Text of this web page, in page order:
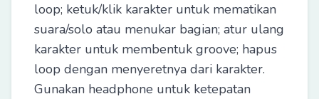
loop; ketuk/klik karakter untuk mematikan
suara/solo atau menukar bagian; atur ulang
karakter untuk membentuk groove; hapus
loop dengan menyeretnya dari karakter.
Gunakan headphone untuk ketepatan